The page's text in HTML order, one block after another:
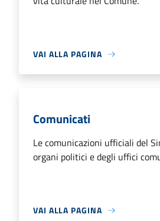
VAI ALLA PAGINA
Comunicati
Le comunicazioni ufficiali del
organi politici e degli uffici
VAI ALLA PAGINA